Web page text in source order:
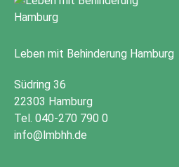
Leben mit Behinderung Hamburg
Südring 36
22303 Hamburg
Tel. 040-270 790 0
info@lmbhh.de